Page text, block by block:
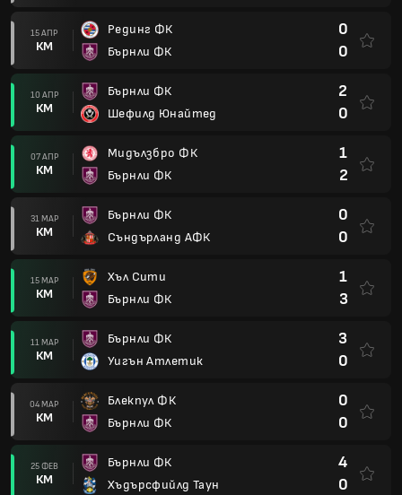
15 АПР
КМ
Рединг ФК
Бърнли ФК
0
0
10 АПР
КМ
Бърнли ФК
Шефилд Юнайтед
2
0
07 АПР
КМ
Мидълзбро ФК
Бърнли ФК
1
2
31 МАР
КМ
Бърнли ФК
Съндърланд АФК
0
0
15 МАР
КМ
Хъл Сити
Бърнли ФК
1
3
11 МАР
КМ
Бърнли ФК
Уигън Атлетик
3
0
04 МАР
КМ
Блекпул ФК
Бърнли ФК
0
0
25 ФЕВ
КМ
Бърнли ФК
Хъдърсфийлд Таун
4
0